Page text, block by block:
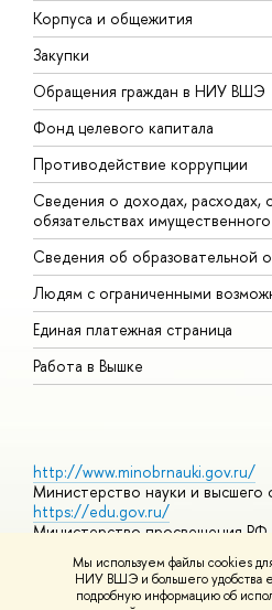
Мы используем файлы cookies
НИУ ВШЭ и большего удобства
подробную информацию об
Корпуса и общежития
Закупки
Обращения граждан в НИУ ВШЭ
Фонд целевого капитала
Противодействие коррупции
Сведения о доходах, расходах,
обязательствах
Сведения об образовательной
Людям с ограниченными
Единая платежная страница
Работа в Вышке
http://www.minobrnauki.gov.ru/
Министерство науки и высшего
https://edu.gov.ru/
Министерство просвещения РФ
Массовые открытые онлайн-